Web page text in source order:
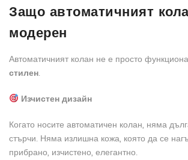
Защо автоматичният
модерен
Автоматичният колан не е просто
стилен.
Изчистен дизайн
Когато носите автоматичен колан, няма
стърчи. Няма излишна кожа, която да се
прибрано, изчистено, елегантно.